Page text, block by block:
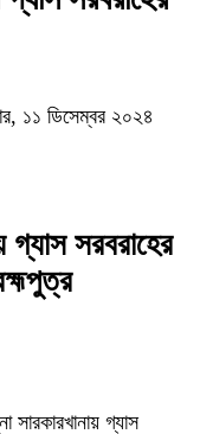
১১ ডিসেম্বর ২০২৪
গ্যাস সরবরাহের
সারকারখানায় গ্যাস